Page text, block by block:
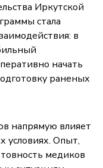
Иркутской
стала
в
начать
раненых
напрямую влияет
условиях. Опыт,
медиков